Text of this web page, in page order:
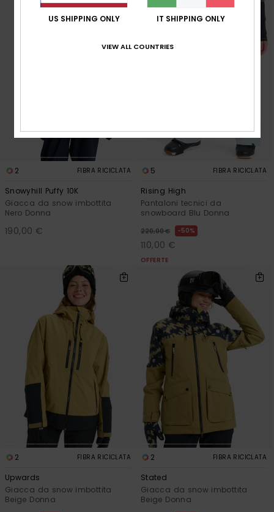
2 FIBRA RICICLATA
Snowyhill Puffy 10K
Giacca da snow imbottita
Nero Donna
190,00 €
5 FIBRA RICICLATA
Rising High
Pantaloni tecnici da
snowboard Blu Donna
220,00 € 50%
110,00 €
OFFERTE
2 FIBRA RICICLATA
Upwards
Giacca da snow imbottita
Beige Donna
2 FIBRA RICICLATA
Stated
Giacca da snow imbottita
Beige Donna
US SHIPPING ONLY IT SHIPPING ONLY
VIEW ALL COUNTRIES